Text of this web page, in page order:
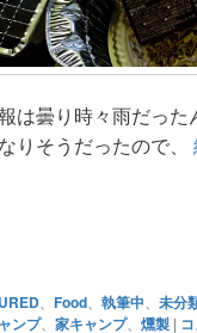
は曇り時々雨だった
りそうだったので、
Food 執筆中 未分
ンプ、 家キャンプ、 燻製 |